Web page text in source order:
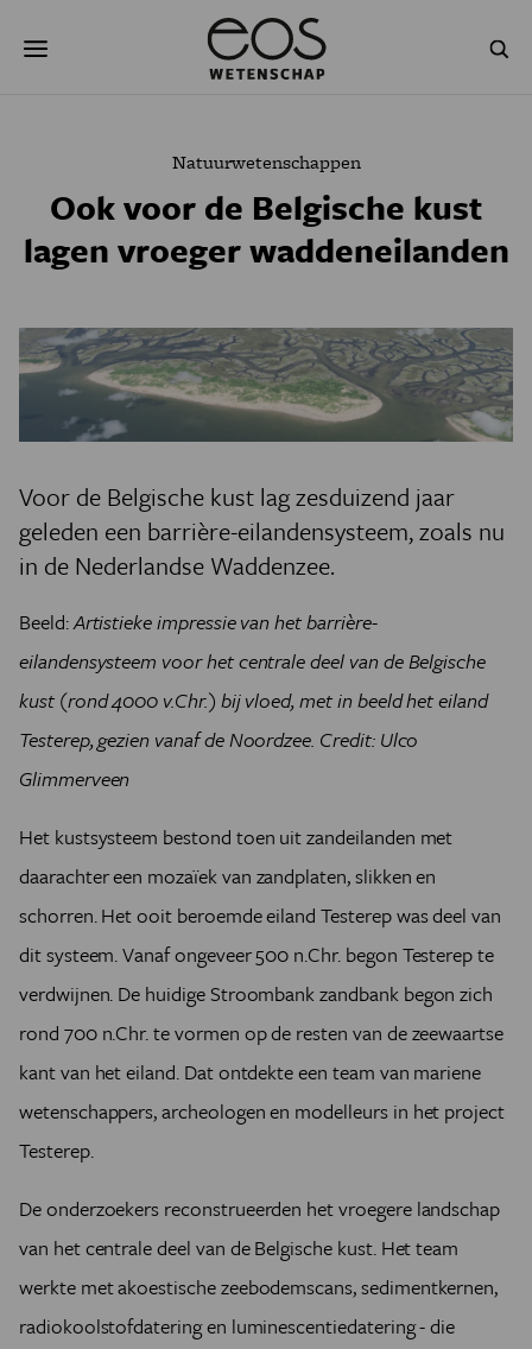
naar
NATUURWETENSCHAPPEN GESCHIEDENIS
PODCAST AGENDA
JONGE UITDAGERS
Natuurwetenschappen
Ook voor de Belgische kust
lagen vroeger waddeneilanden
Voor de Belgische kust lag zesduizend jaar
geleden een barrière-eilandensysteem, zoals nu
in de Nederlandse Waddenzee.
Beeld:Artistieke impressie van het barrière-
eilandensysteem voor het centrale deel van de Belgische
kust (rond 4000 v.Chr.) bij vloed, met in beeld het eiland
Testerep, gezien vanaf de Noordzee. Credit: Ulco
Glimmerveen
Het kustsysteem bestond toen uit zandeilanden met
daarachter een mozaïek van zandplaten, slikken en
schorren. Het ooit beroemde eiland Testerep was deel van
dit systeem. Vanaf ongeveer 500 n.Chr. begon Testerep te
verdwijnen. De huidige Stroombank zandbank begon zich
rond 700 n.Chr. te vormen op de resten van de zeewaartse
kant van het eiland. Dat ontdekte een team van mariene
wetenschappers, archeologen en modelleurs in het project
Testerep.
De onderzoekers reconstrueerden het vroegere landschap
van het centrale deel van de Belgische kust. Het team
werkte met akoestische zeebodemscans, sedimentkernen,
radiokoolstofdatering en luminescentiedatering - die